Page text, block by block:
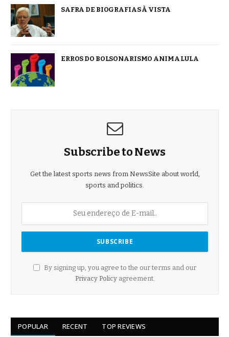
SAFRA DE BIOGRAFIAS À VISTA
ERROS DO BOLSONARISMO ANIMA LULA
Subscribe to News
Get the latest sports news from NewsSite about world,
sports and politics.
By signing up, you agree to the our terms and our
Privacy Policyagreement.
POPULAR RECENT TOP REVIEWS